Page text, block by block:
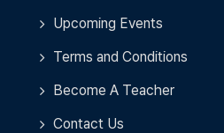
Upcoming Events
Terms and Conditions
Become A Teacher
Contact Us